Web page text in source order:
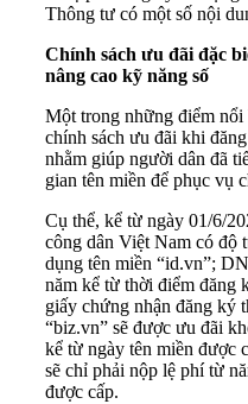
Thông tư có một số nội
Chính sách ưu đãi đặc
nâng cao kỹ năng số
Một trong những điểm nổi
chính sách ưu đãi khi
nhằm giúp người dân đã
gian tên miền để phục vụ
Cụ thể, kể từ ngày 01/6/
công dân Việt Nam có độ
dụng tên miền “id.vn”;
năm kể từ thời điểm đăng
giấy chứng nhận đăng ký
“biz.vn” sẽ được ưu đãi
kể từ ngày tên miền được
sẽ chỉ phải nộp lệ phí từ
được cấp.